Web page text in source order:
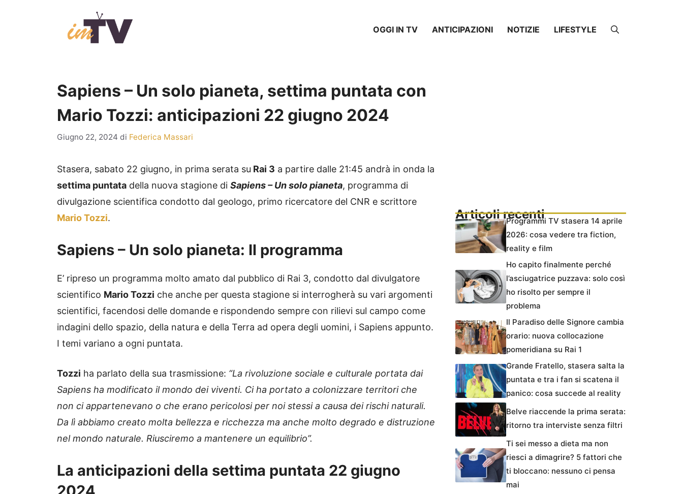
OGGI IN TV ANTICIPAZIONI NOTIZIE LIFESTYLE
Sapiens – Un solo pianeta, settima puntata con
Mario Tozzi: anticipazioni 22 giugno 2024
Giugno 22, 2024 di Federica Massari
Stasera, sabato 22 giugno, in prima serata su Rai 3 a partire dalle 21:45 andrà in onda la
settima puntata della nuova stagione di Sapiens – Un solo pianeta, programma di
divulgazione scientifica condotto dal geologo, primo ricercatore del CNR e scrittore
Mario Tozzi.
Sapiens – Un solo pianeta: Il programma
E’ ripreso un programma molto amato dal pubblico di Rai 3, condotto dal divulgatore
scientifico Mario Tozzi che anche per questa stagione si interrogherà su vari argomenti
scientifici, facendosi delle domande e rispondendo sempre con rilievi sul campo come
indagini dello spazio, della natura e della Terra ad opera degli uomini, i Sapiens appunto.
I temi variano a ogni puntata.
Tozzi ha parlato della sua trasmissione: “La rivoluzione sociale e culturale portata dai
Sapiens ha modificato il mondo dei viventi. Ci ha portato a colonizzare territori che
non ci appartenevano o che erano pericolosi per noi stessi a causa dei rischi naturali.
Da lì abbiamo creato molta bellezza e ricchezza ma anche molto degrado e distruzione
nel mondo naturale. Riusciremo a mantenere un equilibrio”.
La anticipazioni della settima puntata 22 giugno
Articoli recentiProgrammi TV stasera 14 aprile
2026: cosa vedere tra fiction,
reality e film
Ho capito finalmente perché
l’asciugatrice puzzava: solo così
ho risolto per sempre il
problema
Il Paradiso delle Signore cambia
orario: nuova collocazione
pomeridiana su Rai 1
Grande Fratello, stasera salta la
puntata e tra i fan si scatena il
panico: cosa succede al reality
Belve riaccende la prima serata:
ritorno tra interviste senza filtri
Ti sei messo a dieta ma non
riesci a dimagrire? 5 fattori che
ti bloccano: nessuno ci pensa
mai